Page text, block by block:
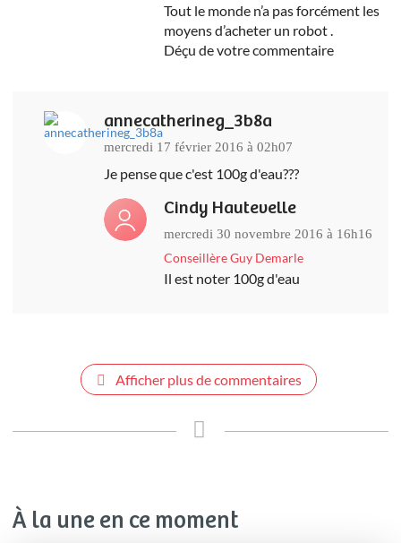
Tout le monde n’a pas forcément les
moyens d’acheter un robot .
Déçu de votre commentaire
annecatherineg_3b8a
mercredi 17 février 2016 à 02h07
Je pense que c'est 100g d'eau???
Cindy Hautevelle
mercredi 30 novembre 2016 à 16h16
Conseillère Guy Demarle
Il est noter 100g d'eau
Afficher plus de commentaires
À la une en ce moment